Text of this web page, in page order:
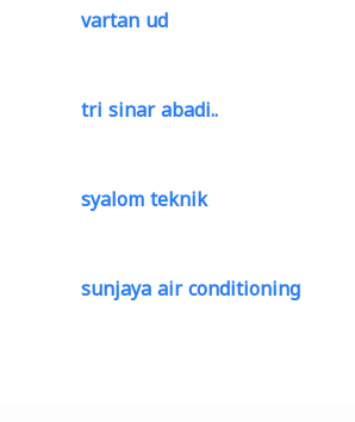
vartan ud
tri sinar abadi..
syalom teknik
sunjaya air conditioning